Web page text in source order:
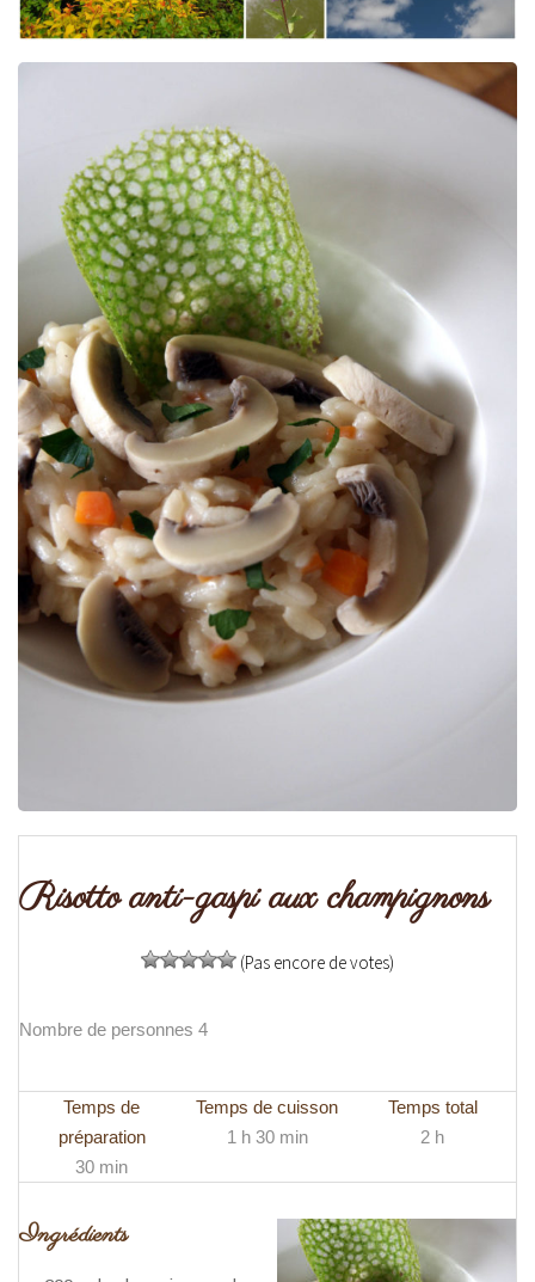
Risotto anti-gaspi aux champignons
(Pas encore de votes)
Nombre de personnes 4
Temps de
préparation
30 min
Temps de cuisson
1 h 30 min
Temps total
2 h
Ingrédients